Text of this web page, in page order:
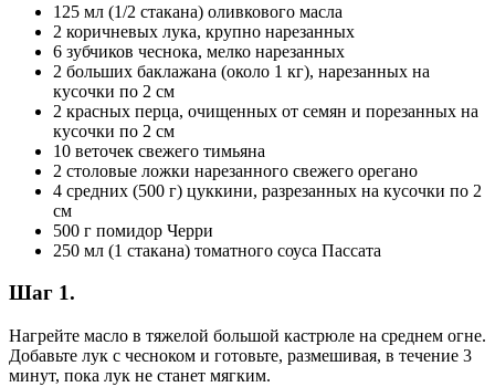
125 мл (1/2 стакана) оливкового масла
2 коричневых лука, крупно нарезанных
6 зубчиков чеснока, мелко нарезанных
2 больших баклажана (около 1 кг), нарезанных на
кусочки по 2 см
2 красных перца, очищенных от семян и порезанных на
кусочки по 2 см
10 веточек свежего тимьяна
2 столовые ложки нарезанного свежего орегано
4 средних (500 г) цуккини, разрезанных на кусочки по 2
см
500 г помидор Черри
250 мл (1 стакана) томатного соуса Пассата
Шаг 1.
Нагрейте масло в тяжелой большой кастрюле на среднем огне.
Добавьте лук с чесноком и готовьте, размешивая, в течение 3
минут, пока лук не станет мягким.